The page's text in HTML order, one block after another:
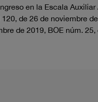
en la Escala
de 26 de noviembre
de 2019, BOE núm.